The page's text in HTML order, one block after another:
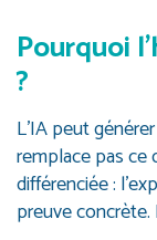
Pourquoi
?
L’IA peut
remplace pas ce
différenciée :
preuve concrète.